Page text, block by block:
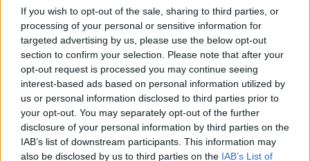
If you wish to opt-out of the sale, sharing to third parties, or
processing of your personal or sensitive information for
targeted advertising by us, please use the below opt-out
section to confirm your selection. Please note that after your
opt-out request is processed you may continue seeing
interest-based ads based on personal information utilized by
us or personal information disclosed to third parties prior to
your opt-out. You may separately opt-out of the further
disclosure of your personal information by third parties on the
IAB’s list of downstream participants. This information may
also be disclosed by us to third parties on the IAB’s List of